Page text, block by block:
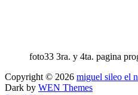
foto33 3ra. y 4ta. pagina
Copyright © 2026 miguel sileo el
Dark by WEN Themes